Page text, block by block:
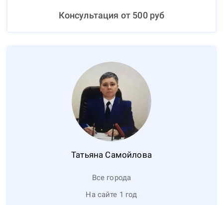
Консультация от 500руб
Татьяна Самойлова
Все города
На сайте 1 год